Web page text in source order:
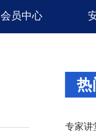
会员中心
热
专家讲